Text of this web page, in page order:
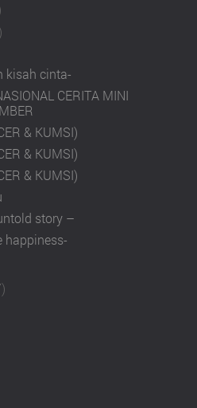
kisah cinta-
CERITA MINI
& KUMSI)
& KUMSI)
& KUMSI)
story –
happiness-